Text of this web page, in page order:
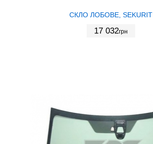
СКЛО ЛОБОВЕ, SEKURIT
17 032грн